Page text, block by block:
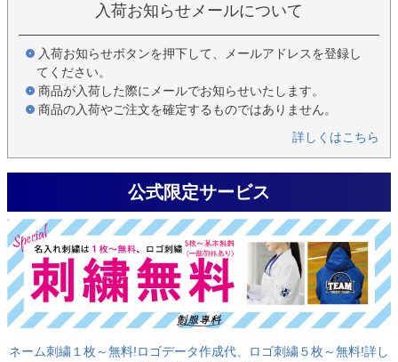
入荷お知らせメールについて
入荷お知らせボタンを押下して、メールアドレスを登録し
てください。
商品が入荷した際にメールでお知らせいたします。
商品の入荷やご注文を確定するものではありません。
詳しくはこちら
公式限定サービス
ネーム刺繍１枚～無料!ロゴデータ作成代、ロゴ刺繍５枚～無料!詳し